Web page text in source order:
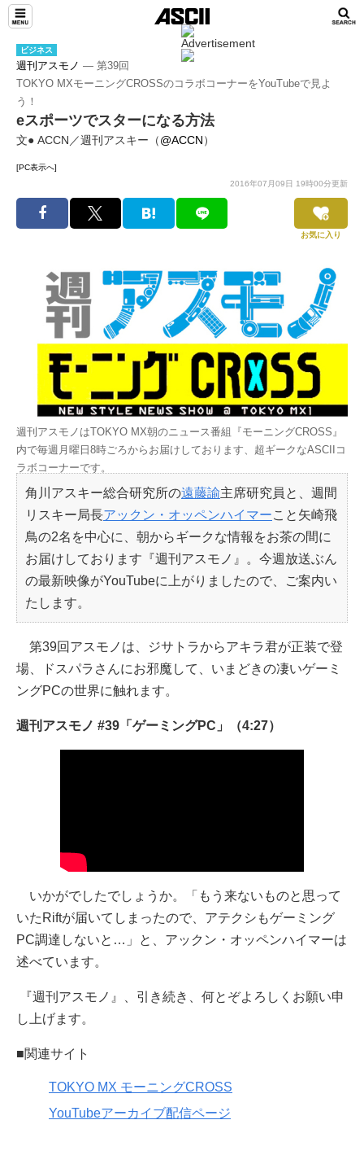
ビジネス
週刊アスモノ ― 第39回
TOKYO MXモーニングCROSSのコラボコーナーをYouTubeで見よ
う！
eスポーツでスターになる方法
文● ACCN／週刊アスキー（@ACCN）
[PC表示へ]
2016年07月09日 19時00分更新
お気に入り
週刊アスモノはTOKYO MX朝のニュース番組『モーニングCROSS』
内で毎週月曜日8時ごろからお届けしております、超ギークなASCIIコ
ラボコーナーです。
角川アスキー総合研究所の遠藤諭主席研究員と、週間
リスキー局長アックン・オッペンハイマーこと矢崎飛
鳥の2名を中心に、朝からギークな情報をお茶の間に
お届けしております『週刊アスモノ』。今週放送ぶん
の最新映像がYouTubeに上がりましたので、ご案内い
たします。
第39回アスモノは、ジサトラからアキラ君が正装で登
場、ドスパラさんにお邪魔して、いまどきの凄いゲーミ
ングPCの世界に触れます。
週刊アスモノ #39「ゲーミングPC」（4:27）
いかがでしたでしょうか。「もう来ないものと思って
いたRiftが届いてしまったので、アテクシもゲーミング
PC調達しないと…」と、アックン・オッペンハイマーは
述べています。
『週刊アスモノ』、引き続き、何とぞよろしくお願い申
し上げます。
■関連サイト
TOKYO MX モーニングCROSS
YouTubeアーカイブ配信ページ